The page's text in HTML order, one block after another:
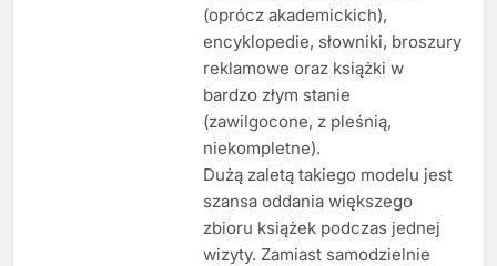
(oprócz akademickich),
encyklopedie, słowniki, broszury
reklamowe oraz książki w
bardzo złym stanie
(zawilgocone, z pleśnią,
niekompletne).
Dużą zaletą takiego modelu jest
szansa oddania większego
zbioru książek podczas jednej
wizyty. Zamiast samodzielnie